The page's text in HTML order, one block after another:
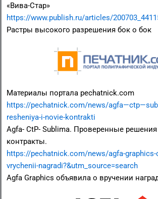
«Вива-Стар»
https://www.publish.ru/articles/
Растры высокого разрешения бок о бок
Материалы портала pechatnick.com
https://pechatnick.com/news/
resheniya-i-novie-kontrakti
Agfa- CtP- Sublima. Проверенные
контракты.
https://pechatnick.com/news/agfa-graphics-
vrychenii-nagradi?&utm_source=search
Agfa Graphics объявила о вручении